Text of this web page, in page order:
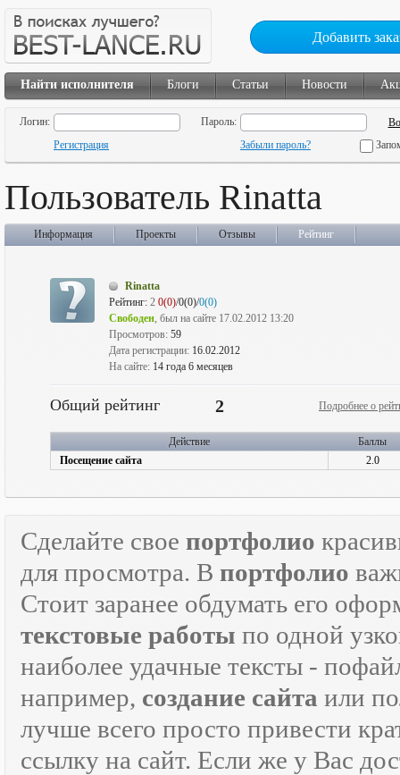
Добавить
Найти исполнителя Блоги Статьи Новости
Логин:
Пароль:
Регистрация
Забыли пароль?
Пользователь Rinatta
Информация Проекты Отзывы Рейтинг
Rinatta
Рейтинг: 2 0(0)/0(0)/0(0)
Свободен, был на сайте 17.02.2012 13:20
Просмотров: 59
Дата регистрации: 16.02.2012
На сайте: 14 года 6 месяцев
Общий рейтинг 2 Подробнее о
Действие
Баллы
Посещение сайта
2.0
Сделайте свое портфолио
для просмотра. В портфолио
Стоит заранее обдумать его
текстовые работы по одной
наиболее удачные тексты -
например, создание сайта или
лучше всего просто привести
ссылку на сайт. Если же у Вас